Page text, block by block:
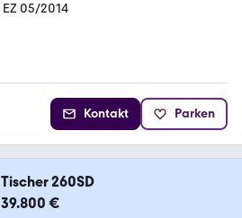
EZ 05/2014
Kontakt Parken
Tischer 260SD
39.800 €